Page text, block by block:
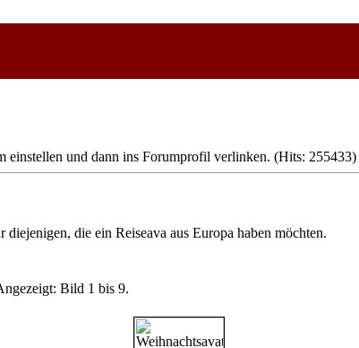
einstellen und dann ins Forumprofil verlinken. (Hits: 255433)
die ein Reiseava aus Europa haben möchten.
Bild 1 bis 9.